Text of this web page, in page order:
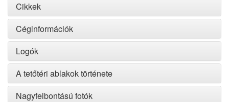
Cikkek
Céginformációk
Logók
A tetőtéri ablakok története
Nagyfelbontású fotók